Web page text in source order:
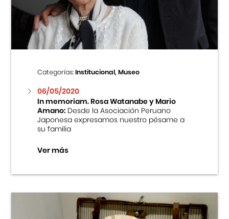
Centro Cultural Peruano Japonés
Cursos
Museo de la Inmigración Japonesa
Fondo Editorial
Teatro Peruano Japonés
Categorías:Institucional, Museo
06/05/2020
In memoriam. Rosa Watanabe y Mario
Amano:Desde la Asociación Peruano
Japonesa expresamos nuestro pésame a
su familia
Ver más